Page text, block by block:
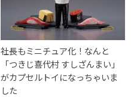
社長もミニチュア化！なんと
「つきじ喜代村 すしざんまい」
がカプセルトイになっちゃいま
した